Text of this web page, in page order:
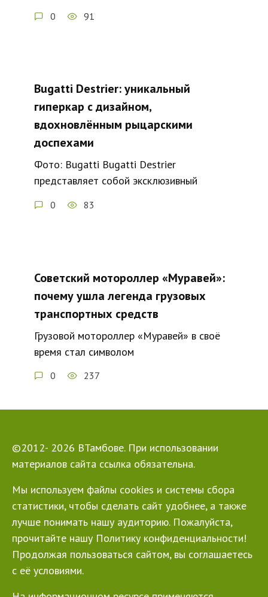
0 91
Bugatti Destrier: уникальный
гиперкар с дизайном,
вдохновлённым рыцарскими
доспехами
Фото: Bugatti Bugatti Destrier
представляет собой эксклюзивный
0 83
Советский мотороллер «Муравей»:
почему ушла легенда грузовых
транспортных средств
Грузовой мотороллер «Муравей» в своё
время стал символом
0 237
©2012- 2026 ВТамбове. При использовании
материалов сайта ссылка обязательна.
Мы используем файлы cookies и системы сбора
статистики, чтобы сделать сайт удобнее, а также
лучше понимать нашу аудиторию. Пожалуйста,
прочитайте нашу Политику конфиденциальности!
Продолжая пользоваться сайтом, вы соглашаетесь
с её условиями.